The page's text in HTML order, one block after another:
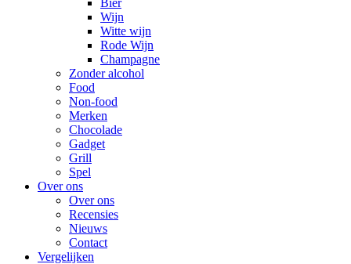
Bier
Wijn
Witte wijn
Rode Wijn
Champagne
Zonder alcohol
Food
Non-food
Merken
Chocolade
Gadget
Grill
Spel
Over ons
Over ons
Recensies
Nieuws
Contact
Vergelijken